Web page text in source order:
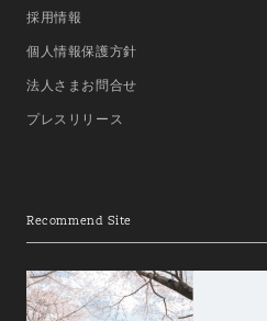
採用情報
個人情報保護方針
法人さまお問合せ
プレスリリース
Recommend Site